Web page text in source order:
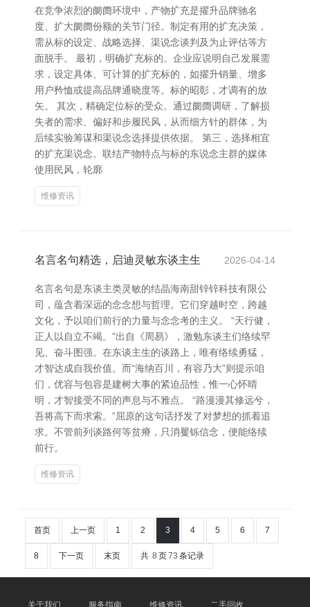
在竞争浓烈的阛阓环境中，产物扩充是擢升品牌驰名
度、扩大阛阓份额的关节门径。制定有用的扩充决策，
需从标的设定、战略选择、渠说念谈判及为止评估等方
面脱手。 最初，明确扩充标的。企业应说明自己发展需
求，设定具体、可计算的扩充标的，如擢升销量、增多
用户矜恤或提高品牌通晓度等。标的昭彰，才调有的放
矢。 其次，精确定位标的受众。通过阛阓调研，了解损
失者的需求、偏好和步履民风，从而细方针的群体，为
后续实验筹谋和渠说念选择提供依据。 第三，选择相宜
的扩充渠说念。联结产物特点与标的东说念主群的媒体
使用民风，轮廓
维修资讯
名言名句精选，启迪灵敏东谈主生 2026-04-14
名言名句是东谈主类灵敏的结晶海南甜锌锌科技有限公
司，蕴含着深远的念念想与哲理。它们穿越时空，跨越
文化，予以咱们前行的力量与念念考的主义。 “天行健，
正人以自立不竭。”出自《周易》，激勉东谈主们络续罕
见、奋斗图强。在东谈主生的谈路上，唯有络续勇猛，
才智达成自我价值。而“海纳百川，有容乃大”则提示咱
们，优容与包容是建树大事的紧迫品性，惟一心怀晴
明，才智接受不同的声息与不雅点。 “路漫漫其修远兮，
吾将高下而求索。”屈原的这句话抒发了对梦想的抓着追
求。不管前列谈路何等贫瘠，只消矍铄信念，便能络续
前行。
维修资讯
首页 上一页 1 2 3 4 5 6 7
8 下一页 末页 共 8 页73 条记录
关于我们 服务指南 维修资讯 二手回收